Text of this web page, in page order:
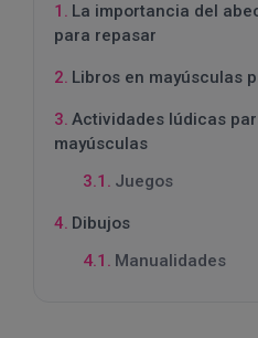
La importancia del
para repasar
Libros en mayúsculas
Actividades lúdicas
mayúsculas
Juegos
Dibujos
Manualidades